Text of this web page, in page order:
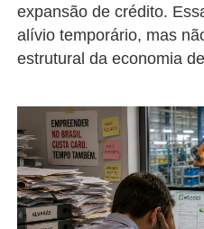
expansão de crédito.
alívio temporário, mas
estrutural da economia